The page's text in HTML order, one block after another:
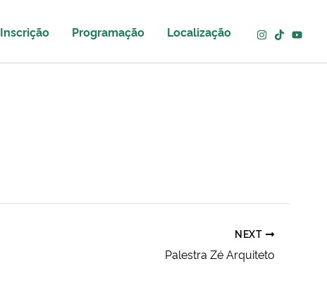
Inscrição Programação Localização
NEXT
Palestra Zé Arquiteto